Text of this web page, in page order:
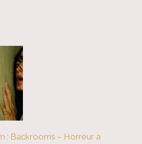
: Backrooms – Horreur à